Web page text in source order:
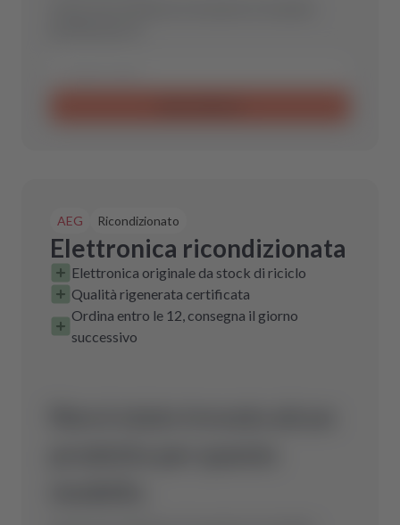
AEG Ricondizionato
Elettronica ricondizionata
Elettronica originale da stock di riciclo
Qualità rigenerata certificata
Ordina entro le 12, consegna il giorno
successivo